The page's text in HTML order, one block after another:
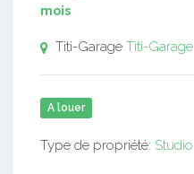
mois
Titi-Garage Titi-Garage
A louer
Type de propriété: Studio